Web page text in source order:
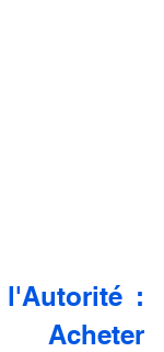
l'Autorité :
Acheter